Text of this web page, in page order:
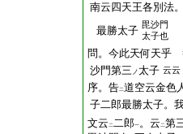
南云四天王各別法
最勝太子 毘沙門
太子也
問。今此天何天乎
沙門第三 ノ太子 云云
序。告二道空云金色
子二郎最勝太子。
文云 二二郎一。云 二第